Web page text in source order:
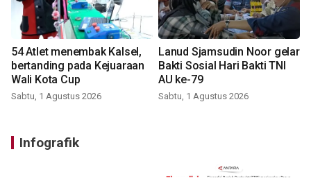
54 Atlet menembak Kalsel,
bertanding pada Kejuaraan
Wali Kota Cup
Sabtu, 1 Agustus 2026
Lanud Sjamsudin Noor gelar
Bakti Sosial Hari Bakti TNI
AU ke-79
Sabtu, 1 Agustus 2026
Infografik